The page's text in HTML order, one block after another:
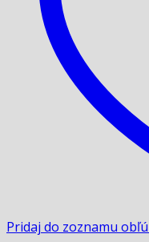
Pridaj do zoznamu